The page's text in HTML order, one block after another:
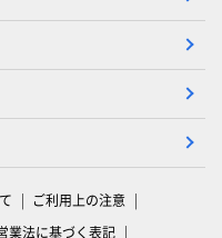
ご利用上の注意
業法に基づく表記